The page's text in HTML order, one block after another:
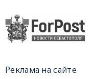
Реклама на сайте